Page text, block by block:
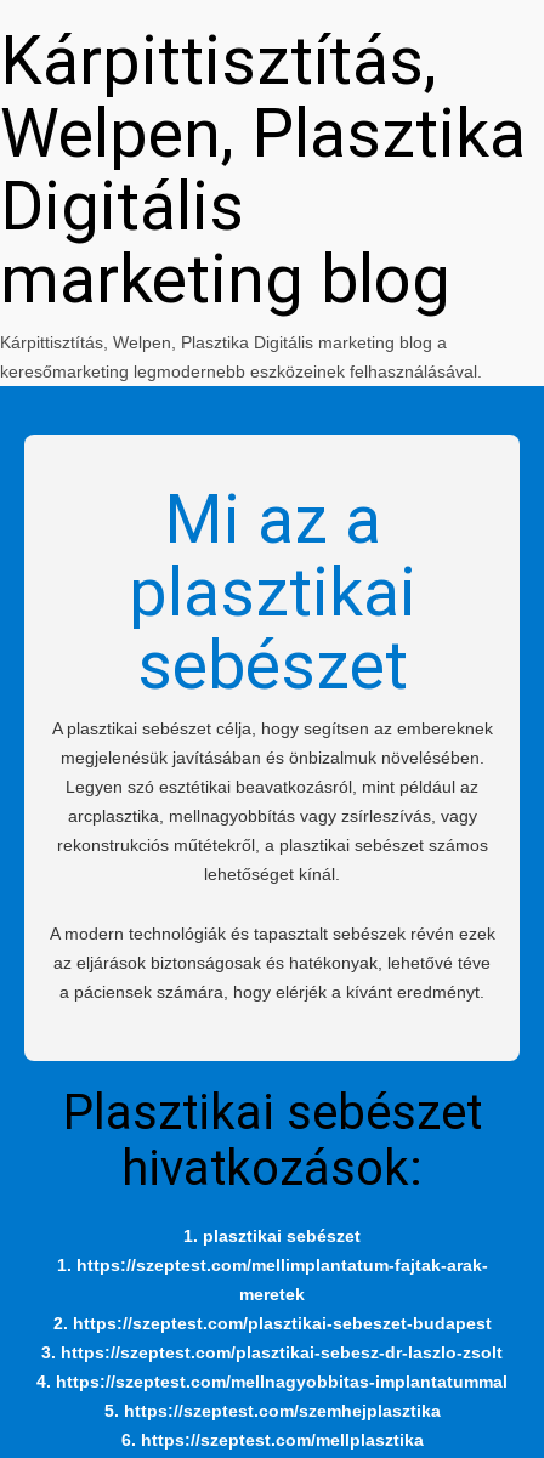
Kárpittisztítás,
Welpen, Plasztika
Digitális
marketing blog
Kárpittisztítás, Welpen, Plasztika Digitális marketing blog a
keresőmarketing legmodernebb eszközeinek felhasználásával.
Mi az a
plasztikai
sebészet
A plasztikai sebészet célja, hogy segítsen az embereknek
megjelenésük javításában és önbizalmuk növelésében.
Legyen szó esztétikai beavatkozásról, mint például az
arcplasztika, mellnagyobbítás vagy zsírleszívás, vagy
rekonstrukciós műtétekről, a plasztikai sebészet számos
lehetőséget kínál.
A modern technológiák és tapasztalt sebészek révén ezek
az eljárások biztonságosak és hatékonyak, lehetővé téve
a páciensek számára, hogy elérjék a kívánt eredményt.
Plasztikai sebészet
hivatkozások:
1. plasztikai sebészet
1. https://szeptest.com/mellimplantatum-fajtak-arak-
meretek
2. https://szeptest.com/plasztikai-sebeszet-budapest
3. https://szeptest.com/plasztikai-sebesz-dr-laszlo-zsolt
4. https://szeptest.com/mellnagyobbitas-implantatummal
5. https://szeptest.com/szemhejplasztika
6. https://szeptest.com/mellplasztika